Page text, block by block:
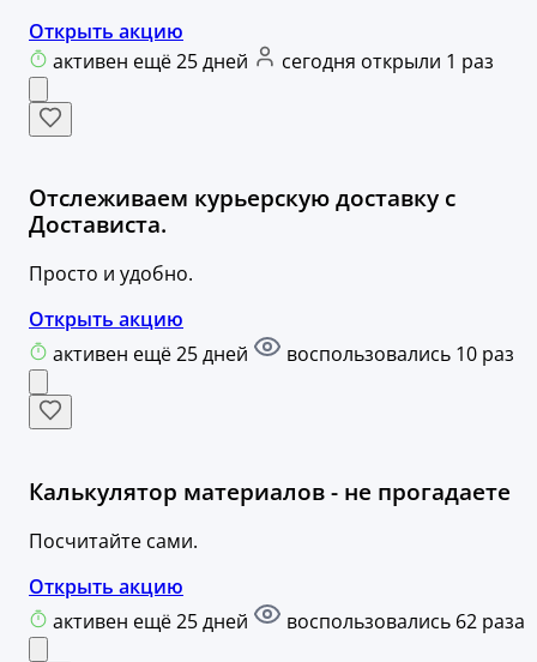
Открыть акцию
активен ещё 25 дней
сегодня открыли 1 раз
Отслеживаем курьерскую доставку с
Достависта.
Просто и удобно.
Открыть акцию
активен ещё 25 дней
воспользовались 10 раз
Калькулятор материалов - не прогадаете
Посчитайте сами.
Открыть акцию
активен ещё 25 дней
воспользовались 62 раза